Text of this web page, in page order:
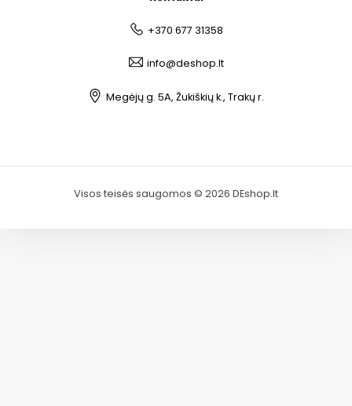
+370 677 31358
info@deshop.lt
Megėjų g. 5A, Žukiškių k., Trakų r.
Visos teisės saugomos © 2026 DEshop.lt